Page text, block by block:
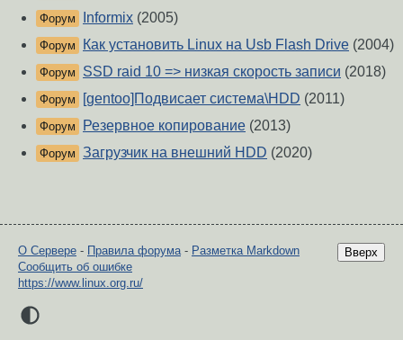
Форум Informix (2005)
Форум Как установить Linux на Usb Flash Drive (2004)
Форум SSD raid 10 => низкая скорость записи (2018)
Форум [gentoo]Подвисает система\HDD (2011)
Форум Резервное копирование (2013)
Форум Загрузчик на внешний HDD (2020)
Вверх
О Сервере - Правила форума- Разметка Markdown
Сообщить об ошибке
https://www.linux.org.ru/